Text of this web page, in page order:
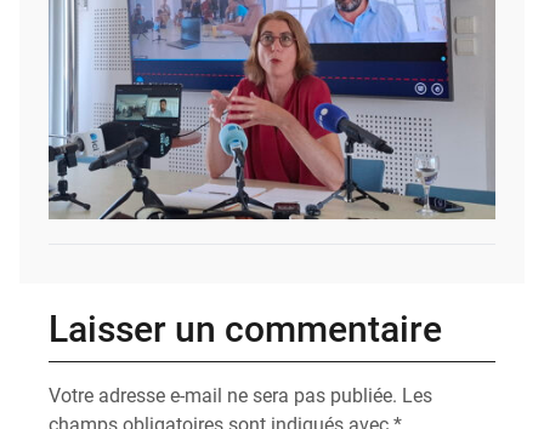
Laisser un commentaire
Votre adresse e-mail ne sera pas publiée. Les